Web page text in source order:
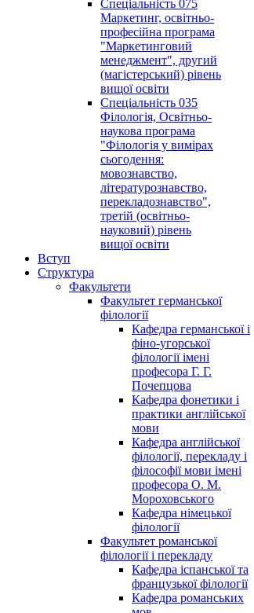
Спеціальність 075
Маркетинг, освітньо-
професійна програма
"Маркетинговий
менеджмент", другий
(магістерський) рівень
вищої освіти
Спеціальність 035
Філологія, Освітньо-
наукова програма
"Філологія у вимірах
сьогодення:
мовознавство,
літературознавство,
перекладознавство",
третій (освітньо-
науковий) рівень
вищої освіти
Вступ
Структура
Факультети
Факультет германської
філології
Кафедра германської і
фіно-угорської
філології імені
професора Г. Г.
Почепцова
Кафедра фонетики і
практики англійської
мови
Кафедра англійської
філології, перекладу і
філософії мови імені
професора О. М.
Мороховського
Кафедра німецької
філології
Факультет романської
філології і перекладу
Кафедра іспанської та
французької філології
Кафедра романських